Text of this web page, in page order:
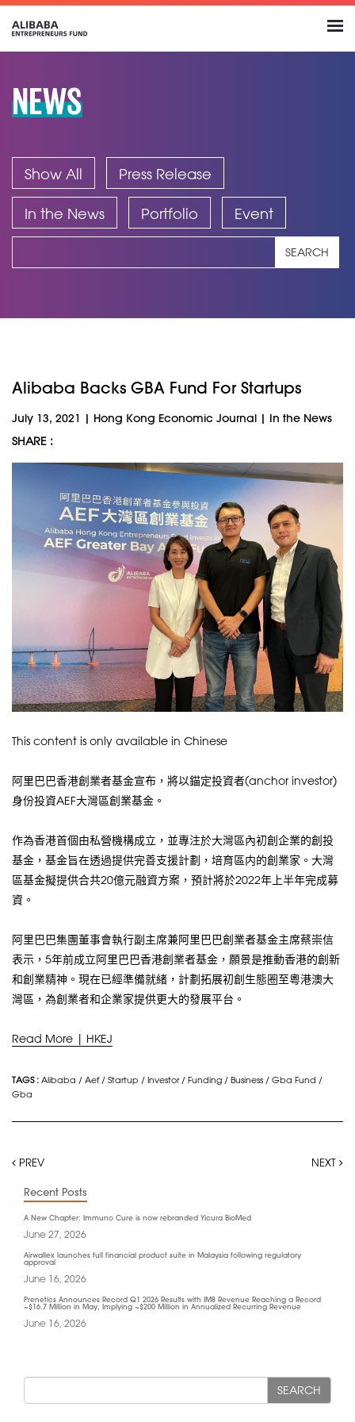
NEWS
Show All Press Release
In the News Portfolio Event
SEARCH
Alibaba Backs GBA Fund For Startups
July 13, 2021 | Hong Kong Economic Journal | In the News
SHARE :
This content is only available in Chinese
阿里巴巴香港創業者基金宣布，將以錨定投資者(anchor investor)
身份投資AEF大灣區創業基金。
作為香港首個由私營機構成立，並專注於大灣區內初創企業的創投
基金，基金旨在透過提供完善支援計劃，培育區内的創業家。大灣
區基金擬提供合共20億元融資方案，預計將於2022年上半年完成募
資。
阿里巴巴集團董事會執行副主席兼阿里巴巴創業者基金主席蔡崇信
表示，5年前成立阿里巴巴香港創業者基金，願景是推動香港的創新
和創業精神。現在已經準備就緒，計劃拓展初創生態圈至粵港澳大
灣區，為創業者和企業家提供更大的發展平台。
Read More | HKEJ
TAGS : Alibaba / Aef/ Startup / Investor/ Funding / Business / Gba Fund /
Gba
PREV NEXT
Recent Posts
A New Chapter: Immuno Cure is now rebranded Yicura BioMed
June 27, 2026
Airwallex launches full financial product suite in Malaysia following regulatory
approval
June 16, 2026
Prenetics Announces Record Q1 2026 Results with IM8 Revenue Reaching a Record
~$16.7 Million in May, Implying ~$200 Million in Annualized Recurring Revenue
June 16, 2026
SEARCH